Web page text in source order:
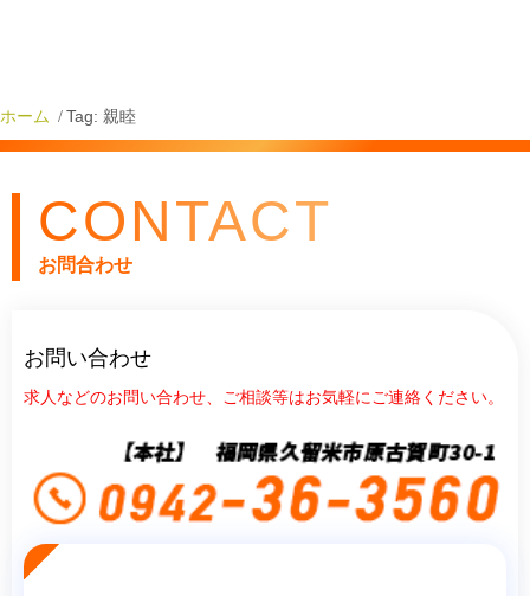
ホーム Tag: 親睦
CONTACT
お問合わせ
お問い合わせ
求人などのお問い合わせ、ご相談等はお気軽にご連絡ください。